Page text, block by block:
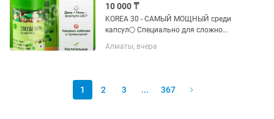
10 000 ₸
KOREA 30 - САМЫЙ МОЩНЫЙ среди
капсул🌕 Специально для сложно
ПРОИЗВОДСТВО: КОРЕЯ 🇰🇷 120
ПОХУДЕТЬ! Уменьшает...
Алматы, вчера
1 2 3 ... 367